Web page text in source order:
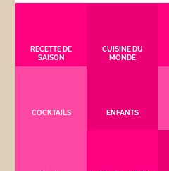
RECETTE DE
SAISON
CUISINE DU
MONDE
COCKTAILS ENFANTS